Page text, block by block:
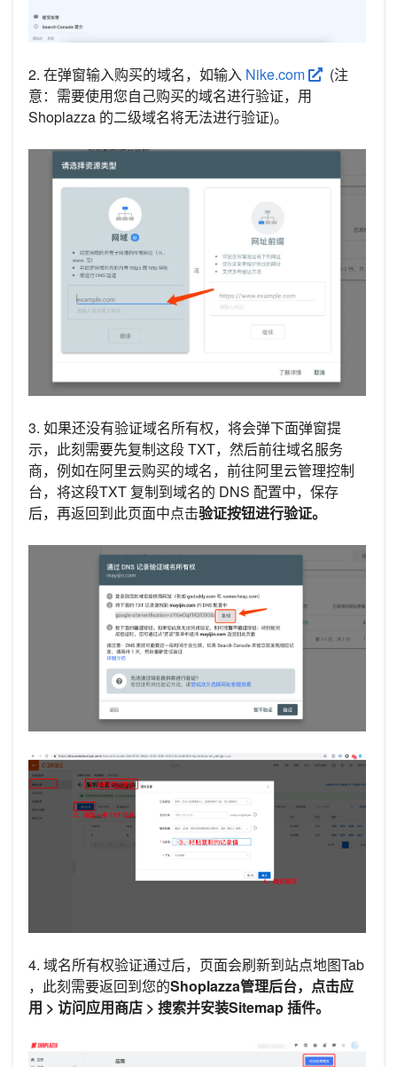
2. 在弹窗输入购买的域名，如输入 Nike.com
(注
意：需要使用您自己购买的域名进行验证，用
Shoplazza 的二级域名将无法进行验证)。
3. 如果还没有验证域名所有权，将会弹下面弹窗提
示，此刻需要先复制这段 TXT，然后前往域名服务
商，例如在阿里云购买的域名，前往阿里云管理控制
台，将这段TXT 复制到域名的 DNS 配置中，保存
后，再返回到此页面中点击验证按钮进行验证。
4. 域名所有权验证通过后，页面会刷新到站点地图Tab
，此刻需要返回到您的Shoplazza管理后台，点击应
用 > 访问应用商店 > 搜索并安装Sitemap 插件。